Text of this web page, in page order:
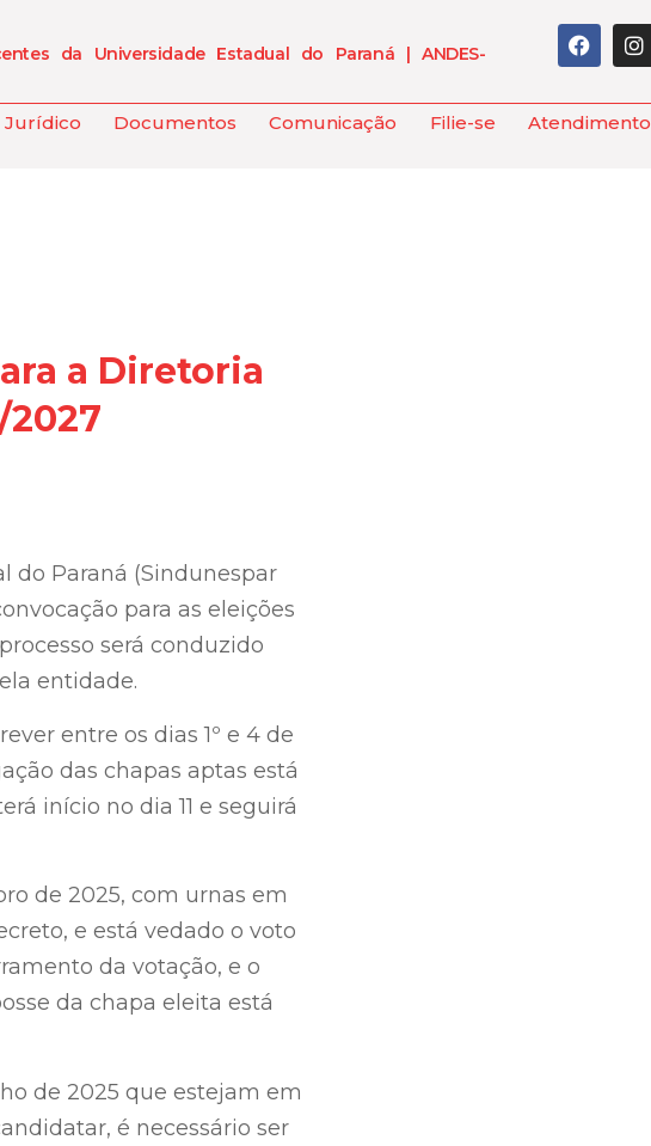
da Universidade Estadual do Paraná | ANDES-
Jurídico Documentos Comunicação Filie-se Atendimento
a Diretoria
do Paraná (Sindunespar
para as eleições
será conduzido
entidade.
entre os dias 1º e 4 de
das chapas aptas está
início no dia 11 e seguirá
de 2025, com urnas em
e está vedado o voto
da votação, e o
da chapa eleita está
de 2025 que estejam em
é necessário ser